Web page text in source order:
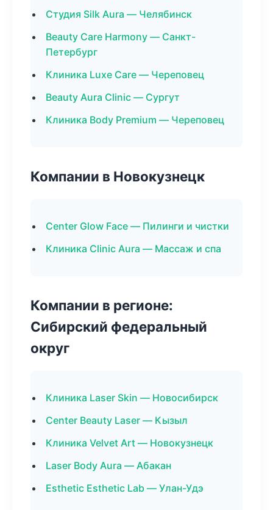
Студия Silk Aura — Челябинск
Beauty Care Harmony — Санкт-
Петербург
Клиника Luxe Care — Череповец
Beauty Aura Clinic — Сургут
Клиника Body Premium — Череповец
Компании в Новокузнецк
Center Glow Face — Пилинги и чистки
Клиника Clinic Aura — Массаж и спа
Компании в регионе:
Сибирский федеральный
округ
Клиника Laser Skin — Новосибирск
Center Beauty Laser — Кызыл
Клиника Velvet Art — Новокузнецк
Laser Body Aura — Абакан
Esthetic Esthetic Lab — Улан-Удэ